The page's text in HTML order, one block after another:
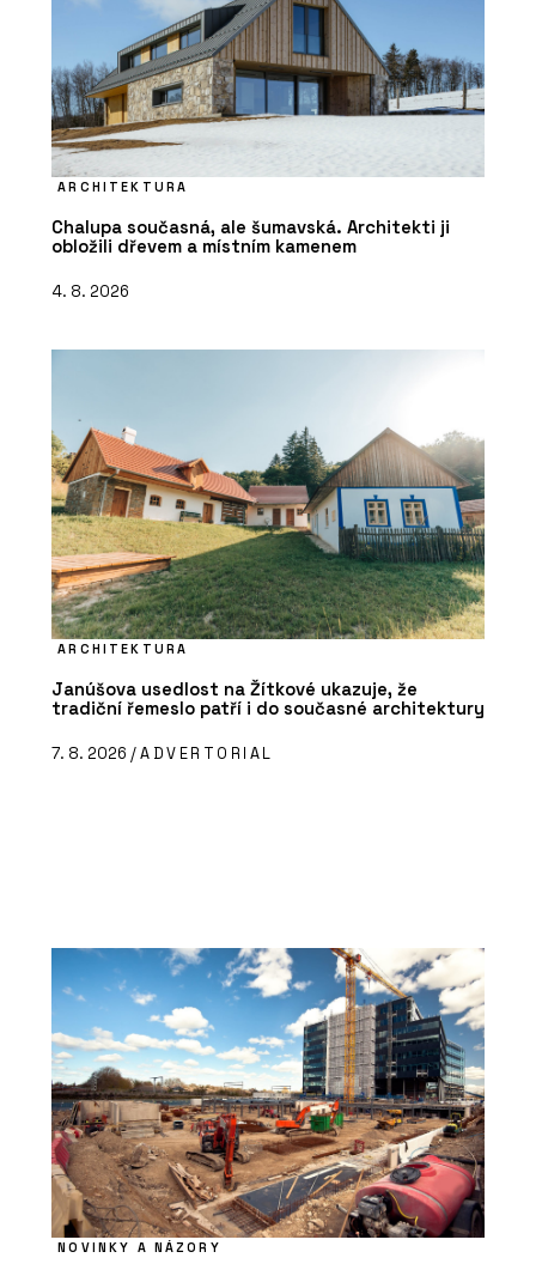
ARCHITEKTURA
Chalupa současná, ale šumavská. Architekti ji
obložili dřevem a místním kamenem
4. 8. 2026
ARCHITEKTURA
Janúšova usedlost na Žítkové ukazuje, že
tradiční řemeslo patří i do současné architektury
7. 8. 2026 /ADVERTORIAL
NOVINKY A NÁZORY